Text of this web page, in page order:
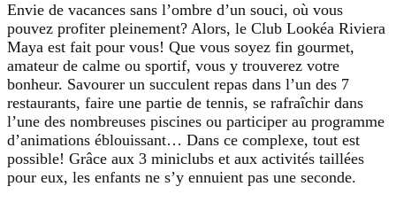
Envie de vacances sans l’ombre d’un souci, où vous
pouvez profiter pleinement? Alors, le Club Lookéa Riviera
Maya est fait pour vous! Que vous soyez fin gourmet,
amateur de calme ou sportif, vous y trouverez votre
bonheur. Savourer un succulent repas dans l’un des 7
restaurants, faire une partie de tennis, se rafraîchir dans
l’une des nombreuses piscines ou participer au programme
d’animations éblouissant… Dans ce complexe, tout est
possible! Grâce aux 3 miniclubs et aux activités taillées
pour eux, les enfants ne s’y ennuient pas une seconde.